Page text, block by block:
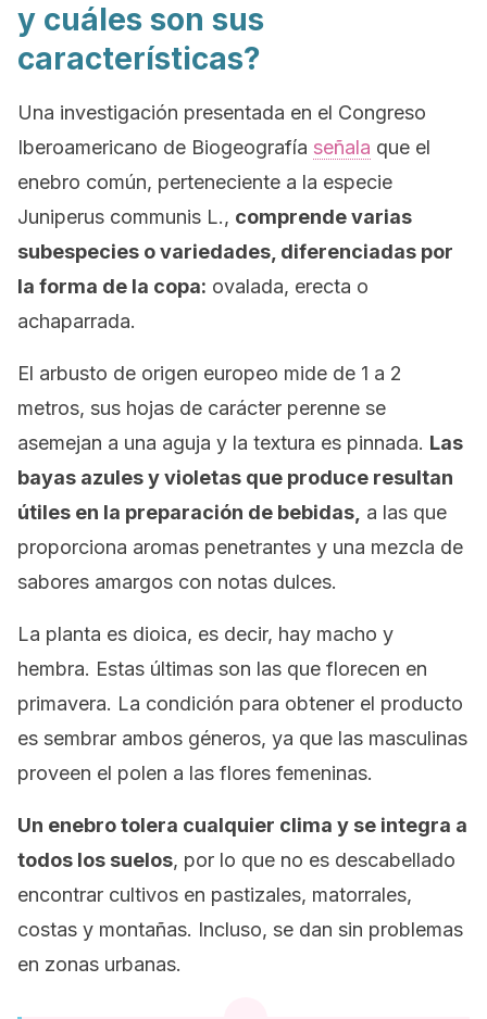
y cuáles son sus
características?
Una investigación presentada en el Congreso
Iberoamericano de Biogeografía señala que el
enebro común, perteneciente a la especie
Juniperus communis L., comprende varias
subespecies o variedades, diferenciadas por
la forma de la copa: ovalada, erecta o
achaparrada.
El arbusto de origen europeo mide de 1 a 2
metros, sus hojas de carácter perenne se
asemejan a una aguja y la textura es pinnada. Las
bayas azules y violetas que produce resultan
útiles en la preparación de bebidas, a las que
proporciona aromas penetrantes y una mezcla de
sabores amargos con notas dulces.
La planta es dioica, es decir, hay macho y
hembra. Estas últimas son las que florecen en
primavera. La condición para obtener el producto
es sembrar ambos géneros, ya que las masculinas
proveen el polen a las flores femeninas.
Un enebro tolera cualquier clima y se integra a
todos los suelos, por lo que no es descabellado
encontrar cultivos en pastizales, matorrales,
costas y montañas. Incluso, se dan sin problemas
en zonas urbanas.